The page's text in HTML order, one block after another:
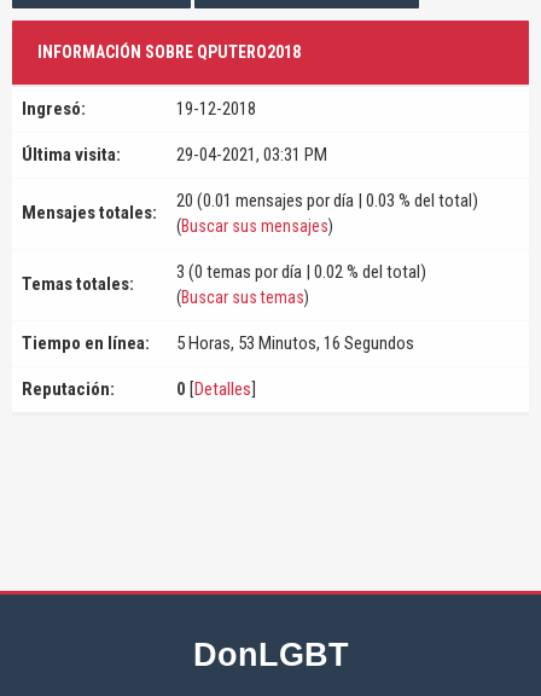
INFORMACIÓN SOBRE QPUTERO2018
Ingresó: 19-12-2018
Última visita: 29-04-2021, 03:31 PM
Mensajes totales:
20 (0.01 mensajes por día | 0.03 % del total)
(Buscar sus mensajes)
Temas totales:
3 (0 temas por día | 0.02 % del total)
(Buscar sus temas)
Tiempo en línea: 5 Horas, 53 Minutos, 16 Segundos
Reputación: 0 [Detalles]
DonLGBT